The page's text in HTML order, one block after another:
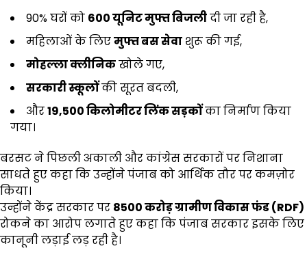
90% घरों को 600यूनिट मुफ्त बिजलीदी जा रही है,
महिलाओं के लिएमुफ्त बस सेवा शुरू की गई,
मोहल्ला क्लीनिकखोले गए,
सरकारी स्कूलोंकी सूरत बदली,
और19,500किलोमीटर लिंक सड़कोंका निर्माण किया
गया।
बरसट ने पिछली अकाली और कांग्रेस सरकारों पर निशाना
साधते हुए कहा कि उन्होंने पंजाब को आर्थिक तौर पर कमज़ोर
किया।
उन्होंने केंद्र सरकार पर ₹8500करोड़ ग्रामीण विकास फंड (RDF)
रोकने का आरोप लगाते हुए कहा कि पंजाब सरकार इसके लिए
कानूनी लड़ाई लड़ रही है।